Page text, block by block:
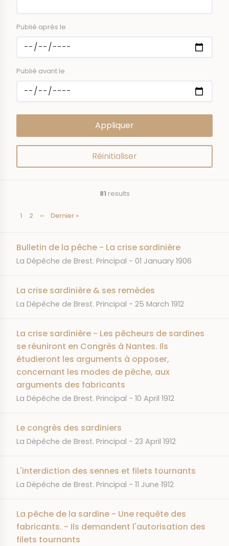
Publié après le
Publié avant le
81results
Pagination
Current
1 Page
2
Next
››
Last
Dernier »
Bulletin de la pêche - La crise sardinière
JOURNAL
La Dépêche de Brest. Principal DATE
01 January 1906
La crise sardinière & ses remèdes
JOURNAL
La Dépêche de Brest. Principal DATE
25 March 1912
La crise sardinière - Les pêcheurs de sardines
se réuniront en Congrès à Nantes. Ils
étudieront les arguments à opposer,
concernant les modes de pêche, aux
arguments des fabricants
JOURNAL
La Dépêche de Brest. Principal DATE
10 April 1912
Le congrès des sardiniers
JOURNAL
La Dépêche de Brest. Principal DATE
23 April 1912
L'interdiction des sennes et filets tournants
JOURNAL
La Dépêche de Brest. Principal DATE
11 June 1912
La pêche de la sardine - Une requête des
fabricants. - Ils demandent l'autorisation des
filets tournants